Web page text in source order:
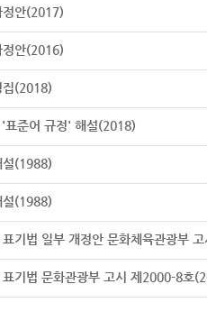
정안(2017)
정안(2016)
집(2018)
표준어 규정' 해설(2018)
설(1988)
설(1988)
표기법 일부 개정안 문화체육관광부
표기법 문화관광부 고시 제2000-8호